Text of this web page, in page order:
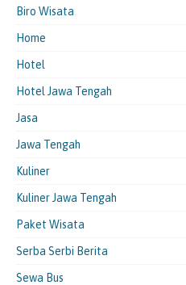
Biro Wisata
Home
Hotel
Hotel Jawa Tengah
Jasa
Jawa Tengah
Kuliner
Kuliner Jawa Tengah
Paket Wisata
Serba Serbi Berita
Sewa Bus